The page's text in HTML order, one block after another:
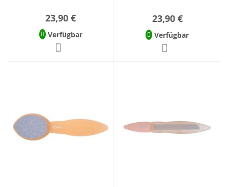
23,90 €
Verfügbar
23,90 €
Verfügbar